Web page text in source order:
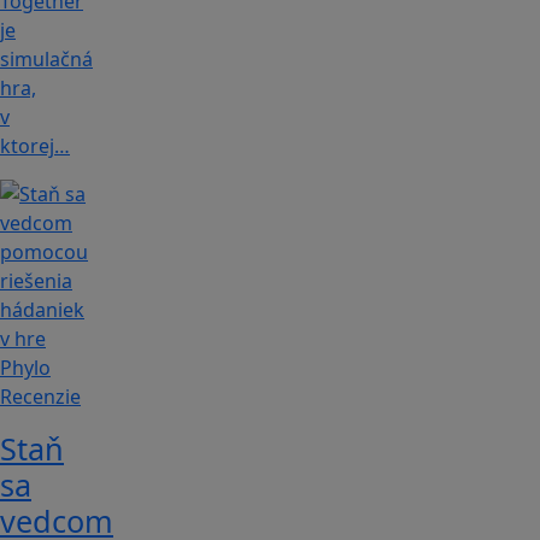
je
simulačná
hra,
v
ktorej…
Recenzie
Staň
sa
vedcom